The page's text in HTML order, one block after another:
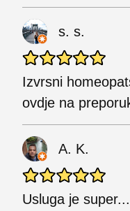
s. s.
Izvrsni
ovdje na
A. K.
Usluga je